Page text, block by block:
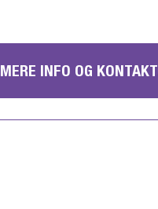
MERE INFO OG KONTAKT